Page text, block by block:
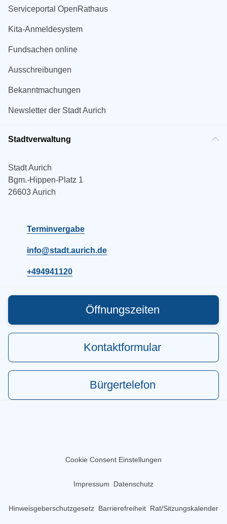
Serviceportal OpenRathaus
Kita-Anmeldesystem
Fundsachen online
Ausschreibungen
Bekanntmachungen
Newsletter der Stadt Aurich
Stadtverwaltung
Stadt Aurich
Bgm.-Hippen-Platz 1
26603 Aurich
Terminvergabe
info@stadt.aurich.de
+494941120
Öffnungszeiten
Kontaktformular
Bürgertelefon
Cookie Consent Einstellungen
Impressum Datenschutz
Hinweisgeberschutzgesetz Barrierefreiheit Rat/Sitzungskalender